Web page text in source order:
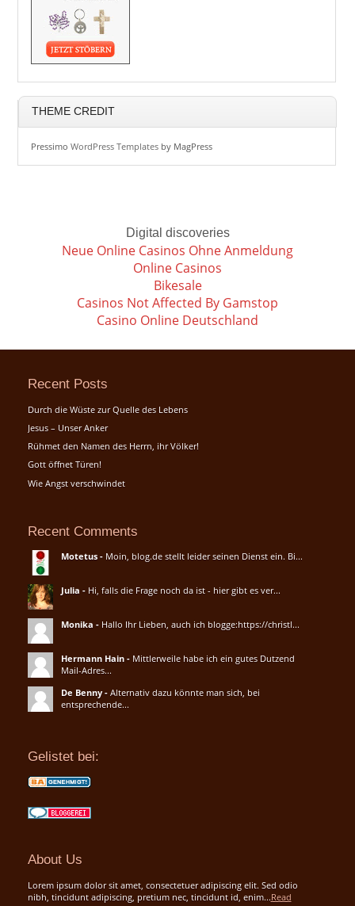
THEME CREDIT
PressimoWordPress Templates by MagPress
Digital discoveries
Neue Online Casinos Ohne Anmeldung
Online Casinos
Bikesale
Casinos Not Affected By Gamstop
Casino Online Deutschland
Recent Posts
Durch die Wüste zur Quelle des Lebens
Jesus – Unser Anker
Rühmet den Namen des Herrn, ihr Völker!
Gott öffnet Türen!
Wie Angst verschwindet
Recent Comments
Motetus- Moin, blog.de stellt leider seinen Dienst ein. Bi...
Julia - Hi, falls die Frage noch da ist - hier gibt es ver...
Monika - Hallo Ihr Lieben, auch ich blogge:https://christl...
Hermann Hain- Mittlerweile habe ich ein gutes Dutzend
Mail-Adres...
De Benny- Alternativ dazu könnte man sich, bei
entsprechende...
Gelistet bei:
About Us
Lorem ipsum dolor sit amet, consectetuer adipiscing elit. Sed odio
nibh, tincidunt adipiscing, pretium nec, tincidunt id, enim...Read